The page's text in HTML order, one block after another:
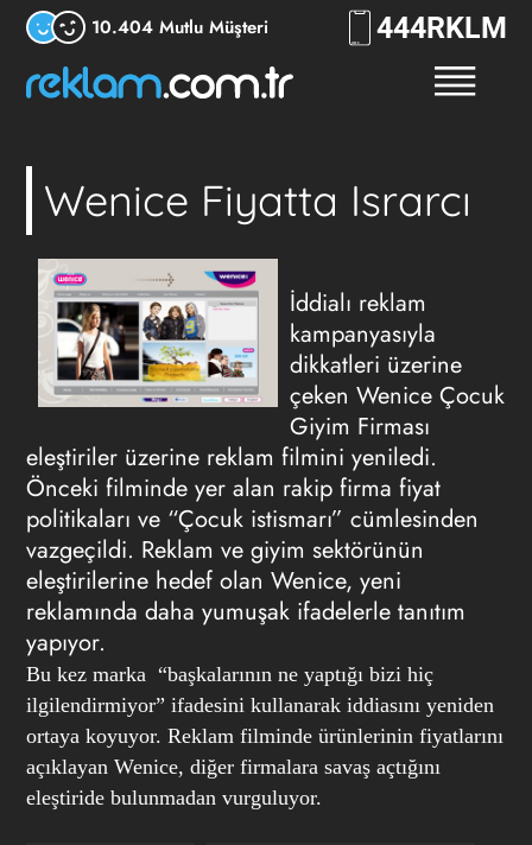
10.404 Mutlu Müşteri 444RKLM
Wenice Fiyatta Israrcı
İddialı reklam
kampanyasıyla
dikkatleri üzerine
çeken Wenice Çocuk
Giyim Firması
eleştiriler üzerine reklam filmini yeniledi.
Önceki filminde yer alan rakip firma fiyat
politikaları ve “Çocuk istismarı” cümlesinden
vazgeçildi. Reklam ve giyim sektörünün
eleştirilerine hedef olan Wenice, yeni
reklamında daha yumuşak ifadelerle tanıtım
yapıyor.
Bu kez marka “başkalarının ne yaptığı bizi hiç
ilgilendirmiyor” ifadesini kullanarak iddiasını yeniden
ortaya koyuyor. Reklam filminde ürünlerinin fiyatlarını
açıklayan Wenice, diğer firmalara savaş açtığını
eleştiride bulunmadan vurguluyor.